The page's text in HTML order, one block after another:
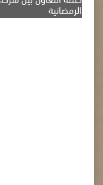
الرمضانية